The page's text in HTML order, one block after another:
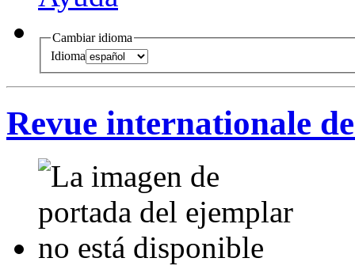
Cambiar idioma
Idioma
Revue internationale